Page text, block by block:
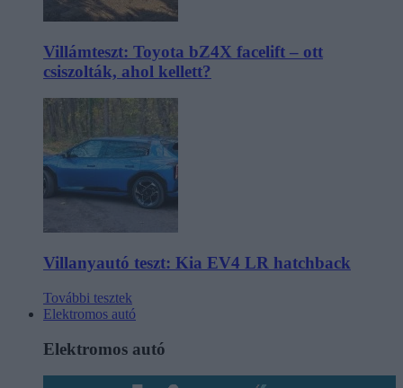
Villámteszt: Toyota bZ4X facelift – ott
csiszolták, ahol kellett?
Villanyautó teszt: Kia EV4 LR hatchback
További tesztek
Elektromos autó
Elektromos autó